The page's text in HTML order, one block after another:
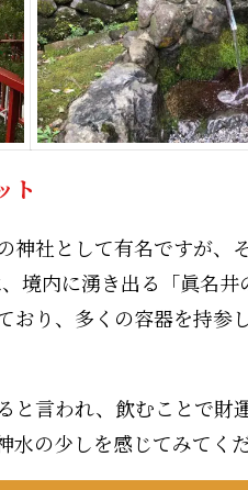
ト
神社として有名ですが、
境内に湧き出る「眞名井
おり、多くの容器を持参
と言われ、飲むことで財
の少しを感じてみてくだ